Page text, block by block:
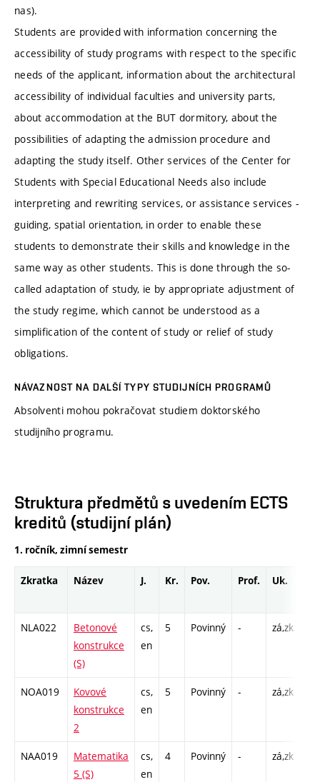
nas).
Students are provided with information concerning the
accessibility of study programs with respect to the specific
needs of the applicant, information about the architectural
accessibility of individual faculties and university parts,
about accommodation at the BUT dormitory, about the
possibilities of adapting the admission procedure and
adapting the study itself. Other services of the Center for
Students with Special Educational Needs also include
interpreting and rewriting services, or assistance services -
guiding, spatial orientation, in order to enable these
students to demonstrate their skills and knowledge in the
same way as other students. This is done through the so-
called adaptation of study, ie by appropriate adjustment of
the study regime, which cannot be understood as a
simplification of the content of study or relief of study
obligations.
NÁVAZNOST NA DALŠÍ TYPY STUDIJNÍCH PROGRAMŮ
Absolventi mohou pokračovat studiem doktorského
studijního programu.
Struktura předmětů s uvedením ECTS
kreditů (studijní plán)
1. ročník, zimní semestr
Zkratka Název J. Kr. Pov. Prof. Uk.
NLA022
Betonové
konstrukce
(S)
cs,
en
5 Povinný - zá,zk
NOA019
Kovové
konstrukce
2
cs,
en
5 Povinný - zá,zk
NAA019
Matematika
5 (S)
cs,
en
4 Povinný - zá,zk